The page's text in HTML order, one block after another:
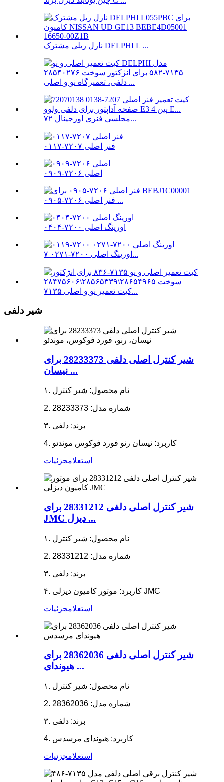
نازل ریلی مشترک DELPHI L ...
دلفی، تعمیرگاه نو و اصلی ...
مجلسی فنری اورجینال ۷۲...
فنر اصلی ۷۲۰۷-۰۱۱۷
اصلی ۷۲۰۶-۰۹۰۹
فنر اصلی ۷۲۰۶-۰۹۰۵ ...
اورینگ اصلی ۷۲۰۰-۰۴۰۴
اورینگ اصلی ۷۲۰۰-۰۲۷۱ ۷...
کیت تعمیر نو و اصلی ۷۱۳۵...
شیر دلفی
شیر کنترل اصلی دلفی 28233373 برای
نیسان ...
۱. نام محصول: شیر کنترل
2. شماره مدل: 28233373
۳. برند: دلفی
4. کاربرد: نیسان رنو فورد فوکوس موندئو
استعلامجزئیات
شیر کنترل اصلی دلفی 28331212 برای
JMC دیزل ...
۱. نام محصول: شیر کنترل
2. شماره مدل: 28331212
۳. برند: دلفی
۴. کاربرد: موتور کامیون دیزلی JMC
استعلامجزئیات
شیر کنترل اصلی دلفی 28362036 برای
هیوندای ...
۱. نام محصول: شیر کنترل
2. شماره مدل: 28362036
۳. برند: دلفی
4. کاربرد: هیوندای مرسدس
استعلامجزئیات